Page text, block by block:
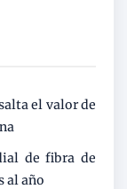
el valor de
de fibra de
al año